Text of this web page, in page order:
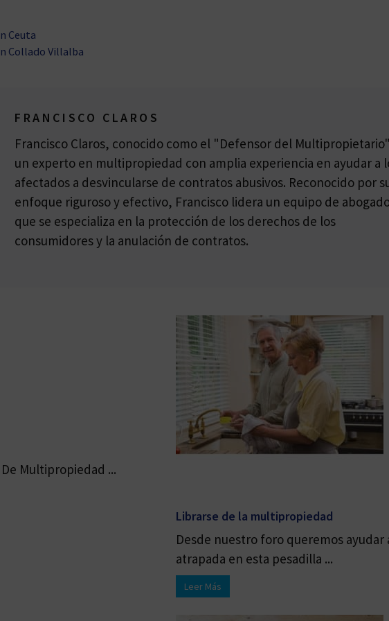
Ceuta
Collado Villalba
FRANCISCO CLAROS
Francisco Claros, conocido como el "Defensor del
un experto en multipropiedad con amplia experiencia en ayudar a
afectados a desvincularse de contratos abusivos. Reconocido por
enfoque riguroso y efectivo, Francisco lidera un equipo de
que se especializa en la protección de los derechos de los
consumidores y la anulación de contratos.
Multipropiedad ...
Librarse de la multipropiedad
Desde nuestro foro queremos
atrapada en esta pesadilla ...
Leer Más